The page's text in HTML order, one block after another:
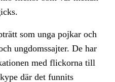
som unga pojkar och
ungdomssajter. De har
med flickorna till
där det funnits